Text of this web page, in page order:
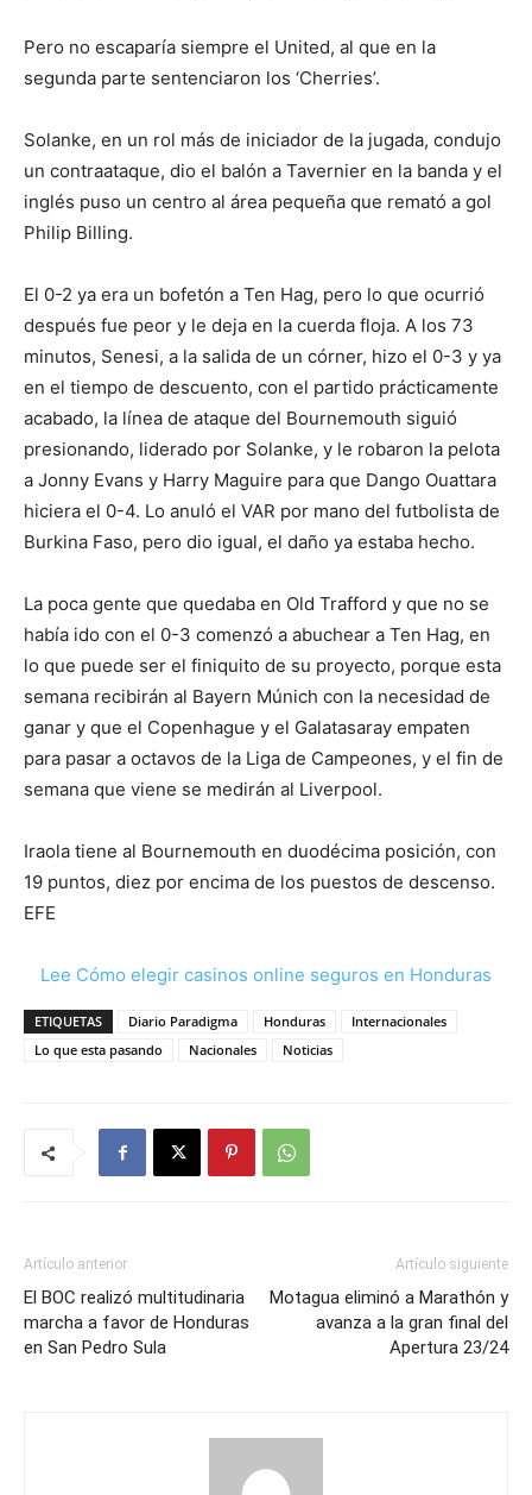
Pero no escaparía siempre el United, al que en la
segunda parte sentenciaron los ‘Cherries’.
Solanke, en un rol más de iniciador de la jugada, condujo
un contraataque, dio el balón a Tavernier en la banda y el
inglés puso un centro al área pequeña que remató a gol
Philip Billing.
El 0-2 ya era un bofetón a Ten Hag, pero lo que ocurrió
después fue peor y le deja en la cuerda floja. A los 73
minutos, Senesi, a la salida de un córner, hizo el 0-3 y ya
en el tiempo de descuento, con el partido prácticamente
acabado, la línea de ataque del Bournemouth siguió
presionando, liderado por Solanke, y le robaron la pelota
a Jonny Evans y Harry Maguire para que Dango Ouattara
hiciera el 0-4. Lo anuló el VAR por mano del futbolista de
Burkina Faso, pero dio igual, el daño ya estaba hecho.
La poca gente que quedaba en Old Trafford y que no se
había ido con el 0-3 comenzó a abuchear a Ten Hag, en
lo que puede ser el finiquito de su proyecto, porque esta
semana recibirán al Bayern Múnich con la necesidad de
ganar y que el Copenhague y el Galatasaray empaten
para pasar a octavos de la Liga de Campeones, y el fin de
semana que viene se medirán al Liverpool.
Iraola tiene al Bournemouth en duodécima posición, con
19 puntos, diez por encima de los puestos de descenso.
EFE
Lee Cómo elegir casinos online seguros en Honduras
ETIQUETAS Diario Paradigma Honduras
Internacionales
Lo que esta pasando
Nacionales Noticias
Artículo anterior
El BOC realizó multitudinaria
marcha a favor de Honduras
en San Pedro Sula
Artículo siguiente
Motagua eliminó a Marathón y
avanza a la gran final del
Apertura 23/24